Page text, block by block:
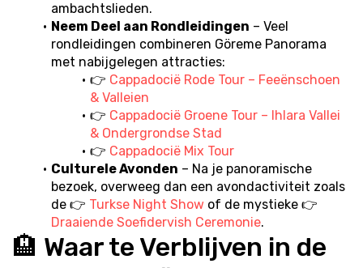
ambachtslieden.
Neem Deel aan Rondleidingen – Veel
rondleidingen combineren Göreme Panorama
met nabijgelegen attracties:
👉 Cappadocië Rode Tour – Feeënschoen
& Valleien
👉 Cappadocië Groene Tour – Ihlara Vallei
& Ondergrondse Stad
👉 Cappadocië Mix Tour
Culturele Avonden – Na je panoramische
bezoek, overweeg dan een avondactiviteit zoals
de 👉 Turkse Night Show
Draaiende Soefidervish Ceremonie.
🏨 Waar te Verblijven in de